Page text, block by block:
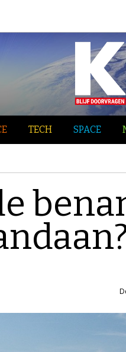
TECH SPACE